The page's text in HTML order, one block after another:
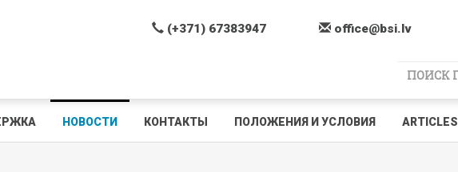
(+371) 67383947 office@bsi.lv
НОВОСТИ КОНТАКТЫ ПОЛОЖЕНИЯ И УСЛОВИЯ ARTICLES